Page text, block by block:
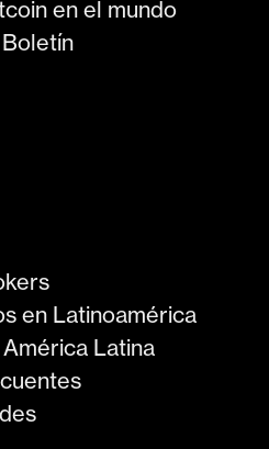
en el mundo
en Latinoamérica
Latina